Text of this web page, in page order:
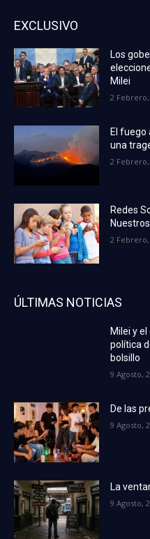
EXCLUSIVO
Los
Milei
2 Febrero,
El fuego
una
2 Febrero,
Redes
2 Febrero,
ÚLTIMAS NOTICIAS
Milei y
política
bolsillo
9 Agosto,
De las
9 Agosto,
La
9 Agosto,